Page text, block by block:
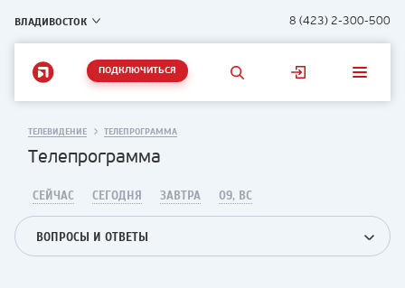
ВЛАДИВОСТОК 8 (423) 2-300-500
ПОДКЛЮЧИТЬСЯ
ТЕЛЕВИДЕНИЕ ТЕЛЕПРОГРАММА
Телепрограмма
СЕЙЧАС СЕГОДНЯ ЗАВТРА 09, ВС
ВОПРОСЫ И ОТВЕТЫ